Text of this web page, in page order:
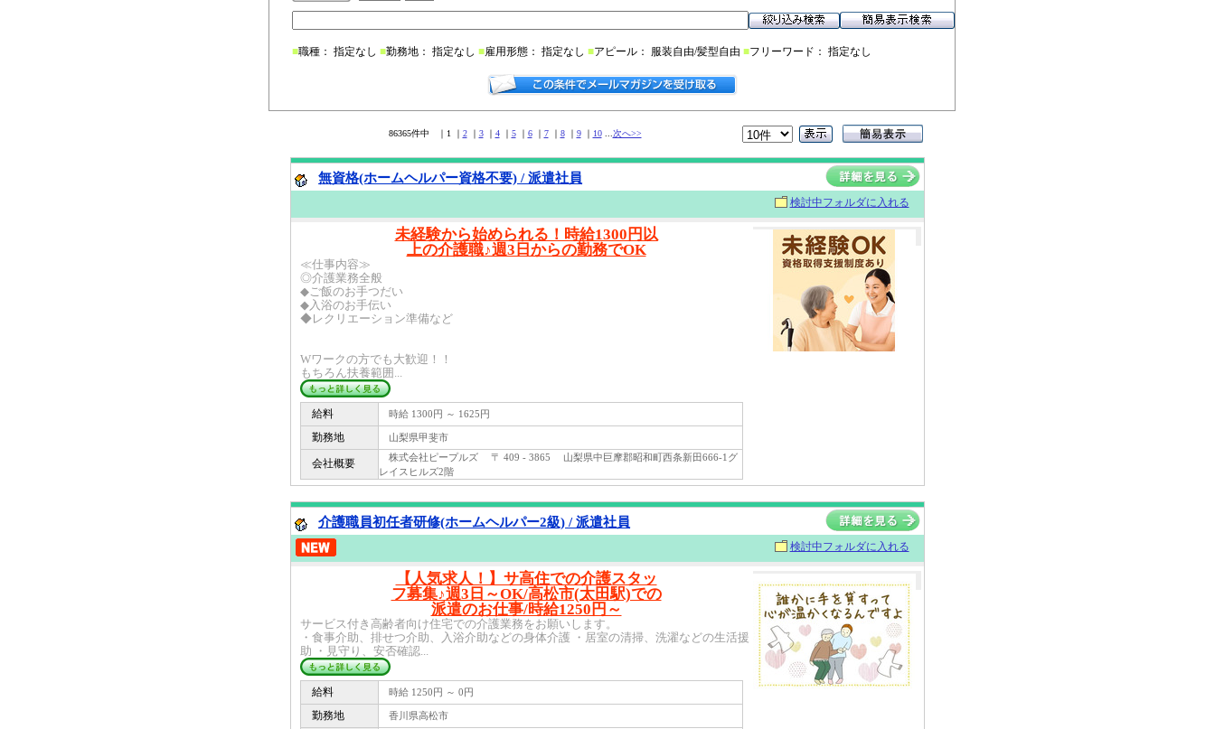
■職種： 指定なし ■勤務地： 指定なし ■雇用形態： 指定なし ■アピール： 服装自由/髪型自由 ■フリーワード： 指定なし
86365件中 ｜1 ｜ 2｜ 3｜ 4｜ 5｜ 6｜ 7｜ 8｜ 9｜ 10... 次へ>>
無資格(ホームヘルパー資格不要) / 派遣社員
検討中フォルダに入れる
未経験から始められる！時給1300円以
上の介護職♪週3日からの勤務でOK
≪仕事内容≫
◎介護業務全般
◆ご飯のお手つだい
◆入浴のお手伝い
◆レクリエーション準備など
Wワークの方でも大歓迎！！
もちろん扶養範囲...
給料 時給 1300円 ～ 1625円
勤務地 山梨県甲斐市
会社概要
株式会社ピープルズ 〒 409 - 3865 山梨県中巨摩郡昭和町西条新田666-1グ
レイスヒルズ2階
介護職員初任者研修(ホームヘルパー2級) / 派遣社員
検討中フォルダに入れる
【人気求人！】サ高住での介護スタッ
フ募集♪週3日～OK/高松市(太田駅)での
派遣のお仕事/時給1250円～
サービス付き高齢者向け住宅での介護業務をお願いします。
・食事介助、排せつ介助、入浴介助などの身体介護 ・居室の清掃、洗濯などの生活援
助 ・見守り、安否確認...
給料 時給 1250円 ～ 0円
勤務地 香川県高松市